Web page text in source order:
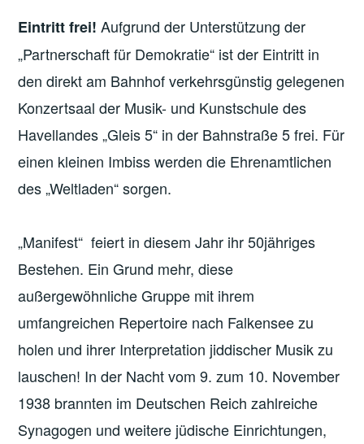
Eintritt frei! Aufgrund der Unterstützung der
„Partnerschaft für Demokratie“ ist der Eintritt in
den direkt am Bahnhof verkehrsgünstig gelegenen
Konzertsaal der Musik- und Kunstschule des
Havellandes „Gleis 5“ in der Bahnstraße 5 frei. Für
einen kleinen Imbiss werden die Ehrenamtlichen
des „Weltladen“ sorgen.
„Manifest“ feiert in diesem Jahr ihr 50jähriges
Bestehen. Ein Grund mehr, diese
außergewöhnliche Gruppe mit ihrem
umfangreichen Repertoire nach Falkensee zu
holen und ihrer Interpretation jiddischer Musik zu
lauschen! In der Nacht vom 9. zum 10. November
1938 brannten im Deutschen Reich zahlreiche
Synagogen und weitere jüdische Einrichtungen,